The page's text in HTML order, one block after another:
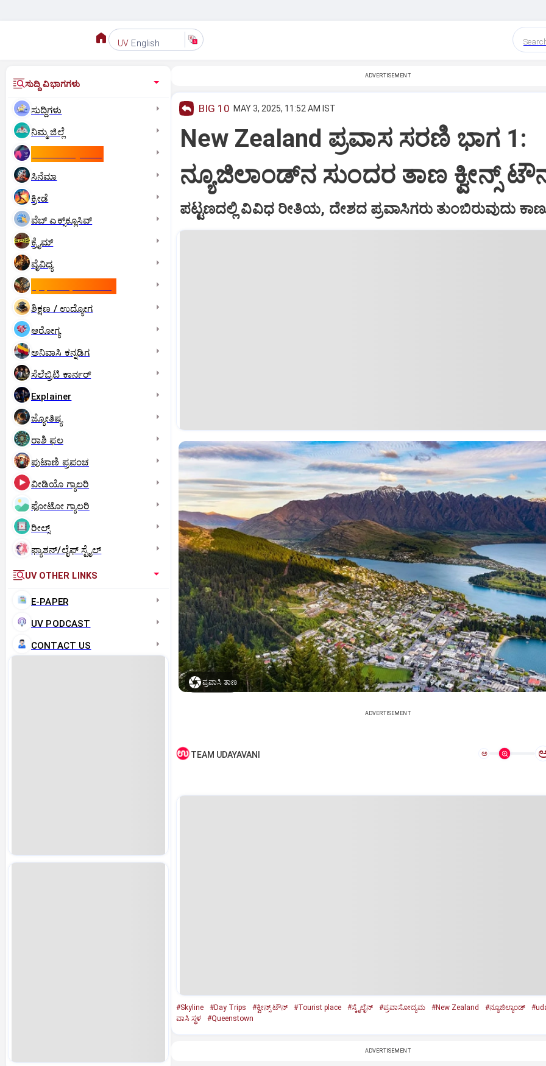
UV English
ಸುದ್ದಿ ವಿಭಾಗಗಳು
ಸುದ್ದಿಗಳು
ನಿಮ್ಮ ಜಿಲ್ಲೆ
ಸಿನೆಮಾ
ಕ್ರೀಡೆ
ವೆಬ್ ಎಕ್ಸ್‌ಕ್ಲೂಸಿವ್
ಕ್ರೈಮ್
ವೈವಿಧ್ಯ
ಶಿಕ್ಷಣ / ಉದ್ಯೋಗ
ಆರೋಗ್ಯ
ಅನಿವಾಸಿ ಕನ್ನಡಿಗ
ಸೆಲೆಬ್ರಿಟಿ ಕಾರ್ನರ್‌
Explainer
ಜ್ಯೋತಿಷ್ಯ
ರಾಶಿ ಫಲ
ಪುಟಾಣಿ ಪ್ರಪಂಚ
ವೀಡಿಯೊ ಗ್ಯಾಲರಿ
ಫೋಟೋ ಗ್ಯಾಲರಿ
ರೀಲ್ಸ್
ಫ್ಯಾಶನ್/ಲೈಫ್‌ ಸ್ಟೈಲ್
UV OTHER LINKS
E-PAPER
UV PODCAST
CONTACT US
ADVERTISEMENT
BIG 10 MAY 3, 2025, 11:52 AM IST
New Zealand ಪ್ರವಾಸ ಸರಣಿ ಭಾಗ 1:
ನ್ಯೂಜಿಲಾಂಡ್‌ನ‌ ಸುಂದರ ತಾಣ ಕ್ವೀನ್ಸ್‌
ಪಟ್ಟಣದಲ್ಲಿ ವಿವಿಧ ರೀತಿಯ, ದೇಶದ ಪ್ರವಾಸಿಗರು ತುಂಬಿರುವುದು
ಪ್ರವಾಸಿ ತಾಣ
ADVERTISEMENT
TEAM UDAYAVANI ಅ
#Skyline #Day Trips #ಕ್ವೀನ್ಸ್‌ ಟೌನ್‌ #Tourist place #ಸ್ಕೈಲೈನ್‌ #ಪ್ರವಾಸೋದ್ಯಮ #New Zealand #ನ್ಯೂಜಿಲ್ಯಾಂಡ್
ವಾಸಿ ಸ್ಥಳ
#Queenstown
ADVERTISEMENT